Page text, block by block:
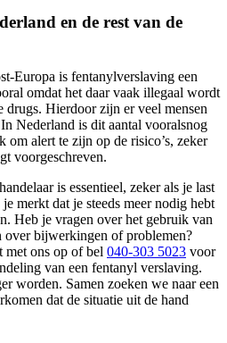
en de rest van de
Europa is fentanylverslaving een
omdat het daar vaak illegaal wordt
drugs. Hierdoor zijn er veel mensen
Nederland is dit aantal vooralsnog
om alert te zijn op de risico’s, zeker
voorgeschreven.
is essentieel, zeker als je last
merkt dat je steeds meer nodig hebt
Heb je vragen over het gebruik van
over bijwerkingen of problemen?
met ons op of bel 040-303 5023 voor
van een fentanyl verslaving.
worden. Samen zoeken we naar een
dat de situatie uit de hand